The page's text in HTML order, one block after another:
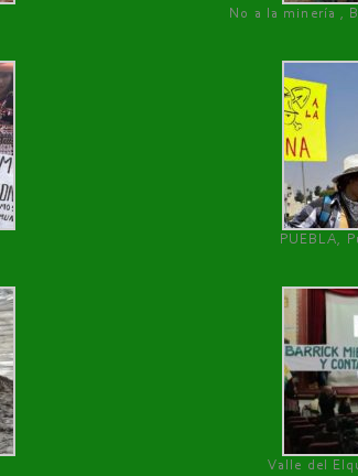
No a la minería ,
PUEBLA,
Valle del